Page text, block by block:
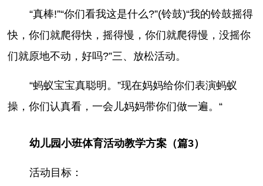
“真棒!”“你们看我这是什么?”(铃鼓)“我的铃鼓摇得
快，你们就爬得快，摇得慢，你们就爬得慢，没摇你
们就原地不动，好吗?”三、放松活动。
“蚂蚁宝宝真聪明。”现在妈妈给你们表演蚂蚁
操，你们认真看，一会儿妈妈带你们做一遍。“
幼儿园小班体育活动教学方案（篇3）
活动目标：